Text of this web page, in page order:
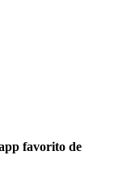
favorito de